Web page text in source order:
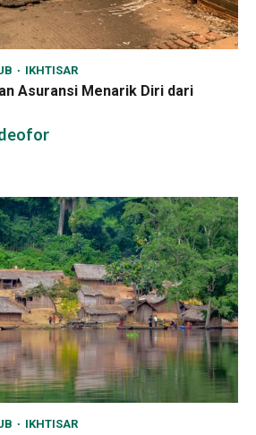
IKHTISAR
Asuransi Menarik Diri dari
IKHTISAR